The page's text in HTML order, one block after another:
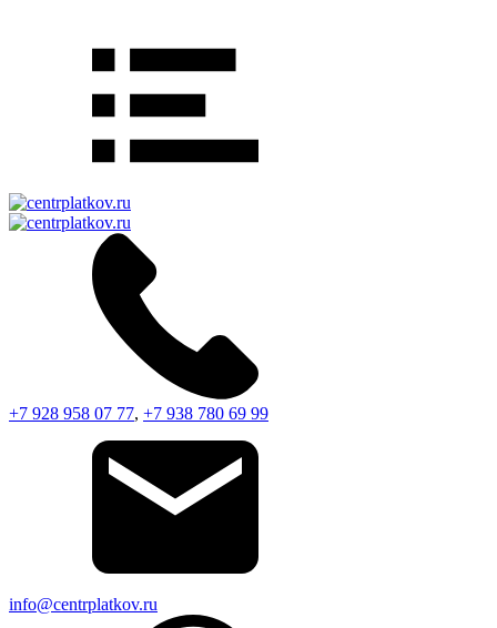
+7 928 958 07 77, +7 938 780 69 99
info@centrplatkov.ru